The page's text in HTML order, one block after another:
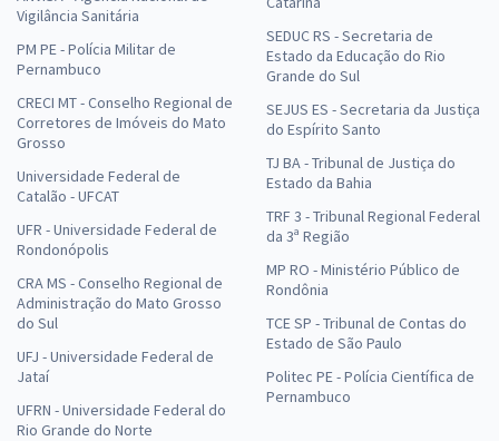
Vigilância Sanitária
PM PE - Polícia Militar de
Pernambuco
CRECI MT - Conselho Regional de
Corretores de Imóveis do Mato
Grosso
Universidade Federal de
Catalão - UFCAT
UFR - Universidade Federal de
Rondonópolis
CRA MS - Conselho Regional de
Administração do Mato Grosso
do Sul
UFJ - Universidade Federal de
Jataí
UFRN - Universidade Federal do
Rio Grande do Norte
SEDUC RS - Secretaria de
Estado da Educação do Rio
Grande do Sul
SEJUS ES - Secretaria da Justiça
do Espírito Santo
TJ BA - Tribunal de Justiça do
Estado da Bahia
TRF 3 - Tribunal Regional Federal
da 3ª Região
MP RO - Ministério Público de
Rondônia
TCE SP - Tribunal de Contas do
Estado de São Paulo
Politec PE - Polícia Científica de
Pernambuco